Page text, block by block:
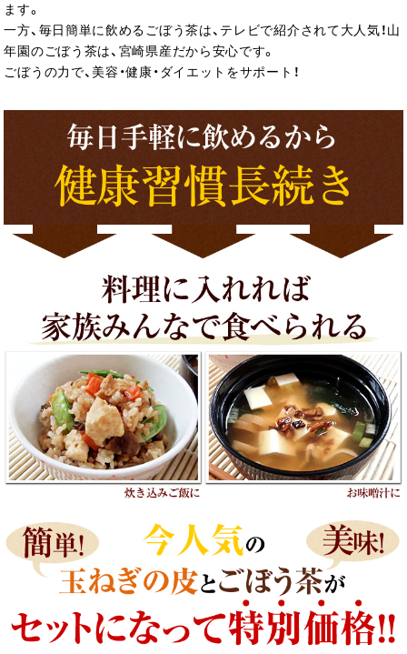
ます。
一方、毎日簡単に飲めるごぼう茶は、テレビで紹介されて大人気！山
年園のごぼう茶は、宮崎県産だから安心です。
ごぼうの力で、美容・健康・ダイエットをサポート！